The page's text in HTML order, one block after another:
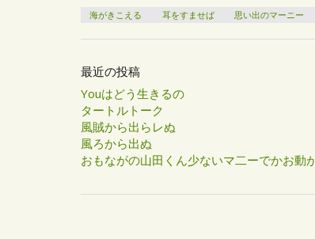
海がきこえる 耳をすませば 思い出のマーニー
最近の投稿
Youはどう生きるの
タートルトーク
風賊から出らレぬ
風ろから出ぬ
おもながの山田くん少ないマ二ーでかお動